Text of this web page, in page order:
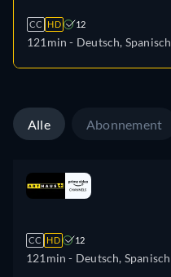
CC HD 12
121min - Deutsch, Spanisch
Alle Abonnement
CC HD 12
121min - Deutsch, Spanisch